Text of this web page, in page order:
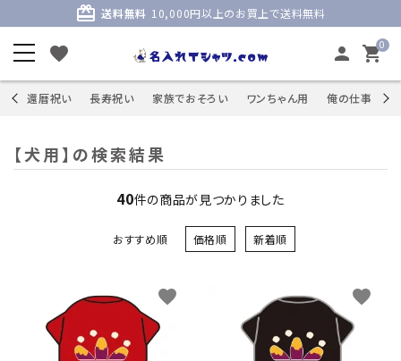
card_giftcard 送料無料 10,000円以上のお買上で送料無料
favorite person 0
shopping_cart
還暦祝い 長寿祝い 家族でおそろい ワンちゃん用 俺の仕事
【犬用】の検索結果
40件の商品が見つかりました
おすすめ順 価格順 新着順
favorite favorite